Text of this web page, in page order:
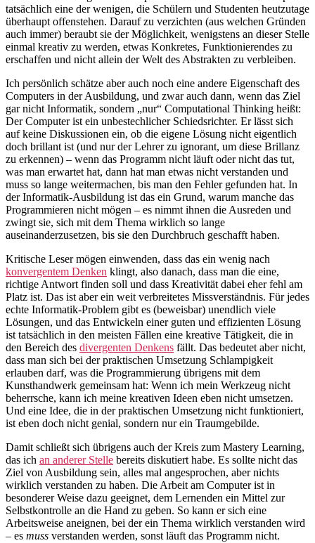
tatsächlich eine der wenigen, die Schülern und Studenten heutzutage
überhaupt offenstehen. Darauf zu verzichten (aus welchen Gründen
auch immer) beraubt sie der Möglichkeit, wenigstens an dieser Stelle
einmal kreativ zu werden, etwas Konkretes, Funktionierendes zu
erschaffen und nicht allein der Welt des Abstrakten zu verbleiben.
Ich persönlich schätze aber auch noch eine andere Eigenschaft des
Computers in der Ausbildung, und zwar auch dann, wenn das Ziel
gar nicht Informatik, sondern „nur“ Computational Thinking heißt:
Der Computer ist ein unbestechlicher Schiedsrichter. Er lässt sich
auf keine Diskussionen ein, ob die eigene Lösung nicht eigentlich
doch brillant ist (und nur der Lehrer zu ignorant, um diese Brillanz
zu erkennen) – wenn das Programm nicht läuft oder nicht das tut,
was man erwartet hat, dann hat man etwas nicht verstanden und
muss so lange weitermachen, bis man den Fehler gefunden hat. In
der Informatik-Ausbildung ist das ein Grund, warum manche das
Programmieren nicht mögen – es nimmt ihnen die Ausreden und
zwingt sie, sich mit dem Thema wirklich so lange
auseinanderzusetzen, bis sie den Durchbruch geschafft haben.
Kritische Leser mögen einwenden, dass das ein wenig nach
konvergentem Denken klingt, also danach, dass man die eine,
richtige Antwort finden soll und dass Kreativität dabei eher fehl am
Platz ist. Das ist aber ein weit verbreitetes Missverständnis. Für jedes
echte Informatik-Problem gibt es (beweisbar) unendlich viele
Lösungen, und das Entwickeln einer guten und effizienten Lösung
ist tatsächlich in den meisten Fällen eine kreative Tätigkeit, die in
den Bereich des divergenten Denkens fällt. Das bedeutet aber nicht,
dass man sich bei der praktischen Umsetzung Schlampigkeit
erlauben darf, was die Programmierung übrigens mit dem
Kunsthandwerk gemeinsam hat: Wenn ich mein Werkzeug nicht
beherrsche, kann ich meine kreativen Ideen eben nicht umsetzen.
Und eine Idee, die in der praktischen Umsetzung nicht funktioniert,
ist eben doch nicht genial, sondern nur ein Traumgebilde.
Damit schließt sich übrigens auch der Kreis zum Mastery Learning,
das ich an anderer Stelle bereits diskutiert habe. Es sollte nicht das
Ziel von Ausbildung sein, alles mal angesprochen, aber nichts
wirklich verstanden zu haben. Die Arbeit am Computer ist in
besonderer Weise dazu geeignet, dem Lernenden ein Mittel zur
Selbstkontrolle an die Hand zu geben. So kann er sich eine
Arbeitsweise aneignen, bei der ein Thema wirklich verstanden wird
– es muss verstanden werden, sonst läuft das Programm nicht.